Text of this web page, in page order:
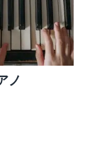
ノ